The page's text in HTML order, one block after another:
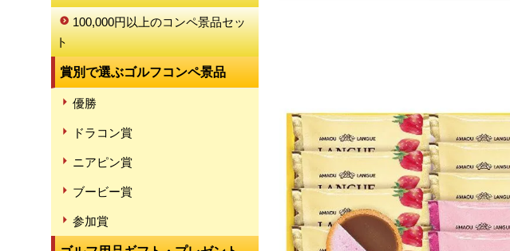
100,000円以上のコンペ景品セッ
ト
賞別で選ぶゴルフコンペ景品
優勝
ドラコン賞
ニアピン賞
ブービー賞
参加賞